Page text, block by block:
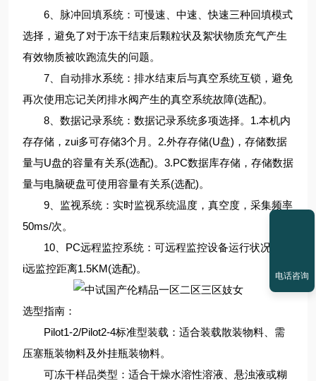
6、脉冲回填系统：可慢速、中速、快速三种回填模式
选择，避免了对于冻干结束后颗粒状及絮状物质充气产生
有效物质被吹跑流失的问题。
7、自动排水系统：排水结束后与真空系统互锁，避免
再次使用忘记关闭排水阀产生的真空系统故障(选配)。
8、数据记录系统：数据记录系统多项选择。1.本机内
存存储，zui多可存储3个月。2.外存存储(U盘)，存储数据
量与U盘的容量有关系(选配)。3.PC数据库存储，存储数据
量与电脑硬盘可使用容量有关系(选配)。
9、监视系统：实时监视系统温度，真空度，采集频率
50ms/次。
10、PC远程监控系统：可远程监控设备运行状况，zu
i远监控距离1.5KM(选配)。
选型指南：
Pilot1-2/Pilot2-4标准型装载：适合装载散装物料、需
压塞瓶装物料及外挂瓶装物料。
可冻干样品类型：适合干燥水溶性溶液、悬浊液或糊
电话咨询